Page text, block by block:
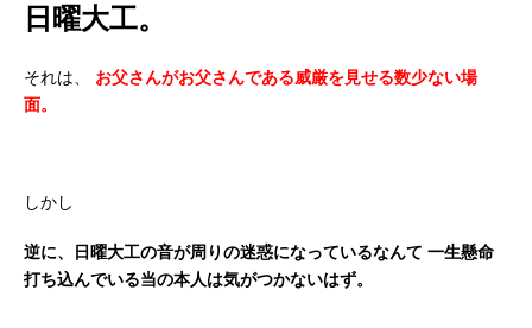
日曜大工。
それは、
お父さんがお父さんである威厳を見せる数少ない場
面。
しかし
逆に、日曜大工の音が周りの迷惑になっているなんて 一生懸命
打ち込んでいる当の本人は気がつかないはず。